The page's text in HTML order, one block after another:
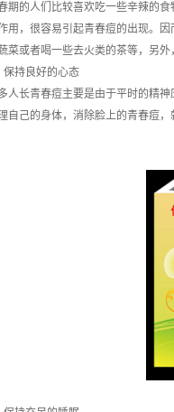
期的人们比较喜欢吃一些辛辣的
用，很容易引起青春痘的出现。
菜或者喝一些去火类的茶等，另
保持良好的心态
人长青春痘主要是由于平时的精
自己的身体，消除脸上的青春痘